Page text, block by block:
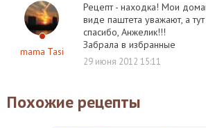
mama Tasi
Рецепт - находка! Мои
виде паштета уважают, а
спасибо, Анжелик!!!
Забрала в избранные
29 июня 2012 15:11
Похожие рецепты